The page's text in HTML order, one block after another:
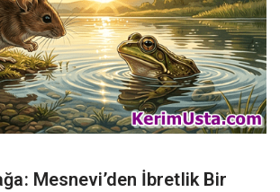
Mesnevi’den İbretlik Bir